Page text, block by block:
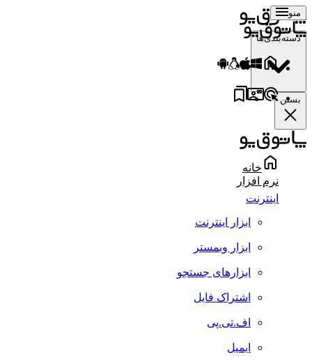
منو
دسته‌بندی‌ها
بستن
خانه
نرم افزار
اینترنت
ابزار اینترنت
ابزار وبمستر
ابزارهای جستجو
اشتراک فایل
اف.تی.پی
ایمیل